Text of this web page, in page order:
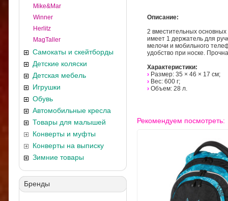
Mike&Mar
Winner
Herlitz
MagTaller
Самокаты и скейтборды
Детские коляски
Детская мебель
Игрушки
Обувь
Автомобильные кресла
Товары для малышей
Конверты и муфты
Конверты на выписку
Зимние товары
Бренды
Описание:
2 вместительных
имеет 1 держатель для
мелочи и мобильного
удобство при носке.
Характеристики:
› Размер: 35 × 46 × 17 см;
› Вес: 600 г;
› Объем: 28 л.
Рекомендуем посмотреть: